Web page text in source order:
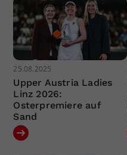
25.08.2025
Upper Austria Ladies
Linz 2026:
Osterpremiere auf
Sand